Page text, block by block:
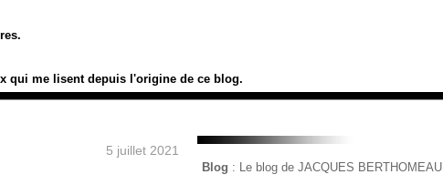
qui me lisent depuis l'origine de ce blog.
5 juillet 2021
Blog : Le blog de JACQUES BERTHOMEAU